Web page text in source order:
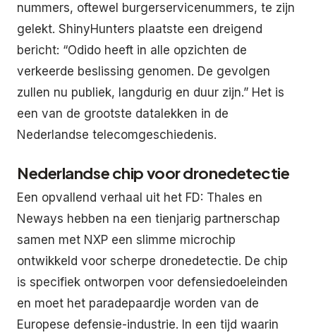
nummers, oftewel burgerservicenummers, te zijn
gelekt. ShinyHunters plaatste een dreigend
bericht: “Odido heeft in alle opzichten de
verkeerde beslissing genomen. De gevolgen
zullen nu publiek, langdurig en duur zijn.” Het is
een van de grootste datalekken in de
Nederlandse telecomgeschiedenis.
Nederlandse chip voor dronedetectie
Een opvallend verhaal uit het FD: Thales en
Neways hebben na een tienjarig partnerschap
samen met NXP een slimme microchip
ontwikkeld voor scherpe dronedetectie. De chip
is specifiek ontworpen voor defensiedoeleinden
en moet het paradepaardje worden van de
Europese defensie-industrie. In een tijd waarin